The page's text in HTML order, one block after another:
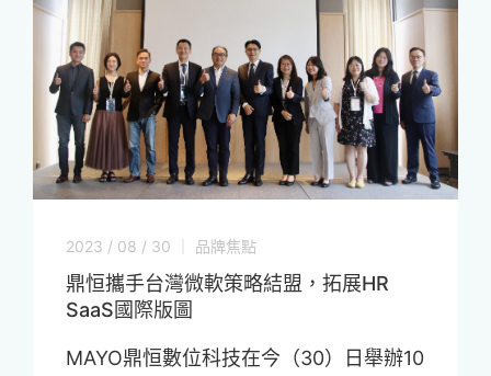
2023 / 08 / 30 ｜ 品牌焦點
鼎恒攜手台灣微軟策略結盟，拓展HR
SaaS國際版圖
MAYO鼎恒數位科技在今（30）日舉辦10